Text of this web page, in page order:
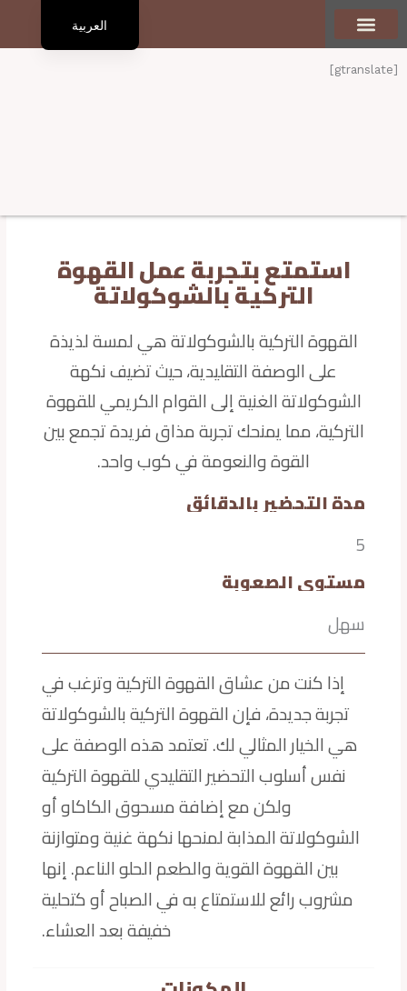
[gtranslate]
استمتع بتجربة عمل القهوة
التركية بالشوكولاتة
القهوة التركية بالشوكولاتة هي لمسة لذيذة
على الوصفة التقليدية، حيث تضيف نكهة
الشوكولاتة الغنية إلى القوام الكريمي للقهوة
التركية، مما يمنحك تجربة مذاق فريدة تجمع بين
القوة والنعومة في كوب واحد.
مدة التحضير بالدقائق
5
مستوى الصعوبة
سهل
إذا كنت من عشاق القهوة التركية وترغب في
تجربة جديدة، فإن القهوة التركية بالشوكولاتة
هي الخيار المثالي لك. تعتمد هذه الوصفة على
نفس أسلوب التحضير التقليدي للقهوة التركية
ولكن مع إضافة مسحوق الكاكاو أو
الشوكولاتة المذابة لمنحها نكهة غنية ومتوازنة
بين القهوة القوية والطعم الحلو الناعم. إنها
مشروب رائع للاستمتاع به في الصباح أو كتحلية
خفيفة بعد العشاء.
العربية
English